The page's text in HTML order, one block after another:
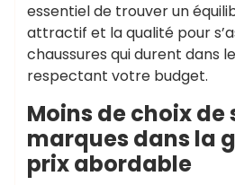
essentiel de trouver un
attractif et la qualité pour
chaussures qui durent dans
respectant votre budget.
Moins de choix de
marques dans la
prix abordable